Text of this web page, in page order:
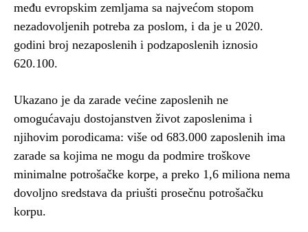
među evropskim zemljama sa najvećom stopom
nezadovoljenih potreba za poslom, i da je u 2020.
godini broj nezaposlenih i podzaposlenih iznosio
620.100.
Ukazano je da zarade većine zaposlenih ne
omogućavaju dostojanstven život zaposlenima i
njihovim porodicama: više od 683.000 zaposlenih ima
zarade sa kojima ne mogu da podmire troškove
minimalne potrošačke korpe, a preko 1,6 miliona nema
dovoljno sredstava da priušti prosečnu potrošačku
korpu.